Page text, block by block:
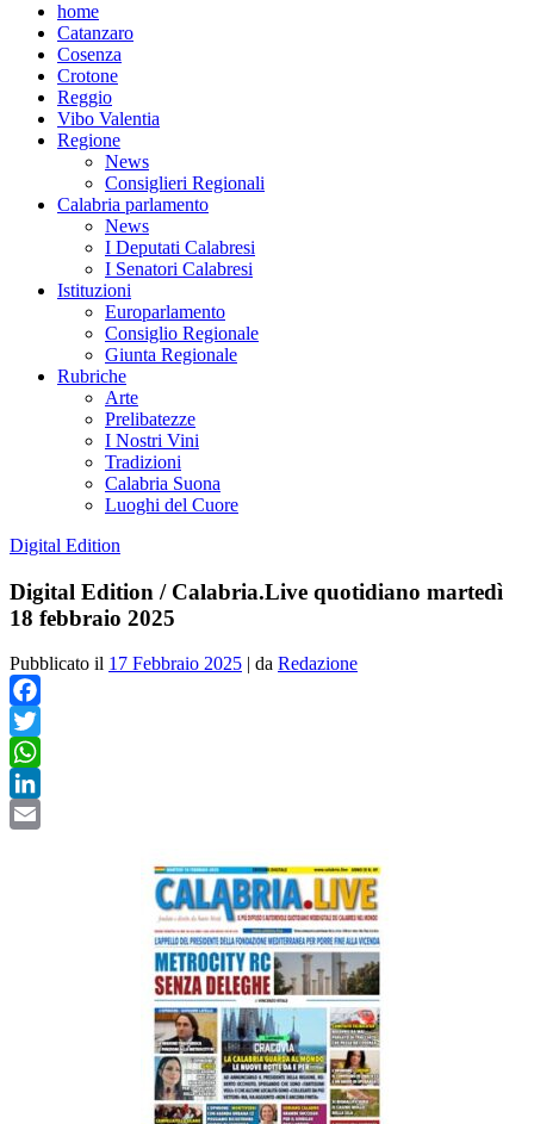
home
Catanzaro
Cosenza
Crotone
Reggio
Vibo Valentia
Regione
News
Consiglieri Regionali
Calabria parlamento
News
I Deputati Calabresi
I Senatori Calabresi
Istituzioni
Europarlamento
Consiglio Regionale
Giunta Regionale
Rubriche
Arte
Prelibatezze
I Nostri Vini
Tradizioni
Calabria Suona
Luoghi del Cuore
Digital Edition
Digital Edition / Calabria.Live quotidiano martedì
18 febbraio 2025
Pubblicato il 17 Febbraio 2025 | da Redazione
Facebook
Twitter
WhatsApp
LinkedIn